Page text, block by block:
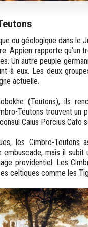
ou géologique dans le
Appien rapporte qu’un
Un autre peuple
à eux. Les deux
actuelle.
(Teutons), ils
Teutons trouvent
Caius Porcius Cato
les Cimbro-Teutons
mais il
providentiel. Les
celtiques comme les